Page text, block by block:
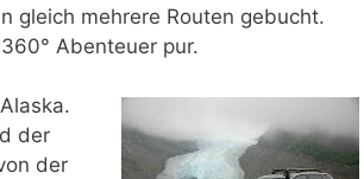
gleich mehrere Routen gebucht.
Abenteuer pur.
der
der